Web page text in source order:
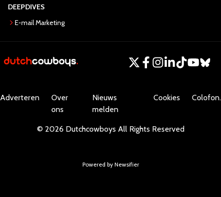
DEEPDIVES
E-mail Marketing
Adverteren
Over
ons
Nieuws
melden
Cookies Colofon.
© 2026 Dutchcowboys All Rights Reserved
Powered by Newsifier